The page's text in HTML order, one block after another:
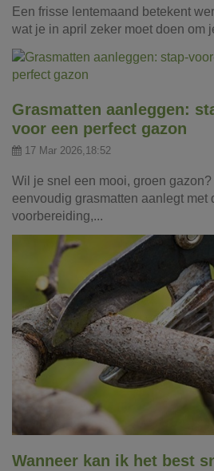
Een frisse lentemaand betekent
wat je in april zeker moet doen om
Grasmatten aanleggen:
voor een perfect gazon
17 Mar 2026,18:52
Wil je snel een mooi, groen
eenvoudig grasmatten aanlegt met
voorbereiding,...
Wanneer kan ik het best